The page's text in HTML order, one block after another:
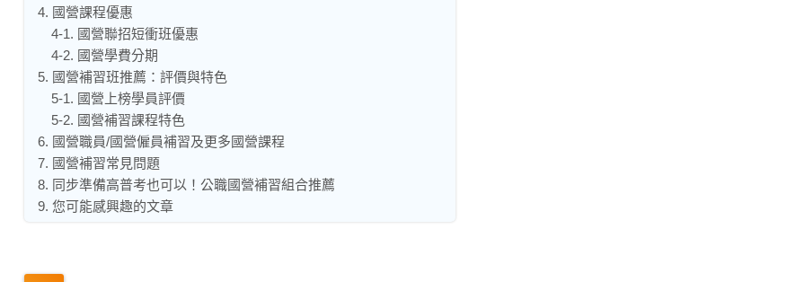
4. 國營課程優惠
4-1. 國營聯招短衝班優惠
4-2. 國營學費分期
5. 國營補習班推薦：評價與特色
5-1. 國營上榜學員評價
5-2. 國營補習課程特色
6. 國營職員/國營僱員補習及更多國營課程
7. 國營補習常見問題
8. 同步準備高普考也可以！公職國營補習組合推薦
9. 您可能感興趣的文章